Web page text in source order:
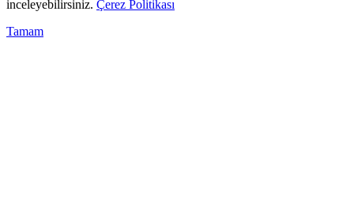
inceleyebilirsiniz. Çerez Politikası
Tamam